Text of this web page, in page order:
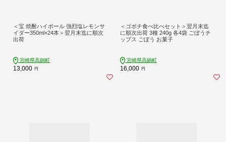
＜宝 焼酎ハイボール 強烈塩レモンサ
イダー350ml×24本＞翌月末迄に順次
出荷
宮崎県高鍋町
13,000 円
＜ゴボチ食べ比べセット＞翌月末迄
に順次出荷 3種 240g 各4袋 ごぼうチ
ップス ごぼう お菓子
宮崎県高鍋町
16,000 円